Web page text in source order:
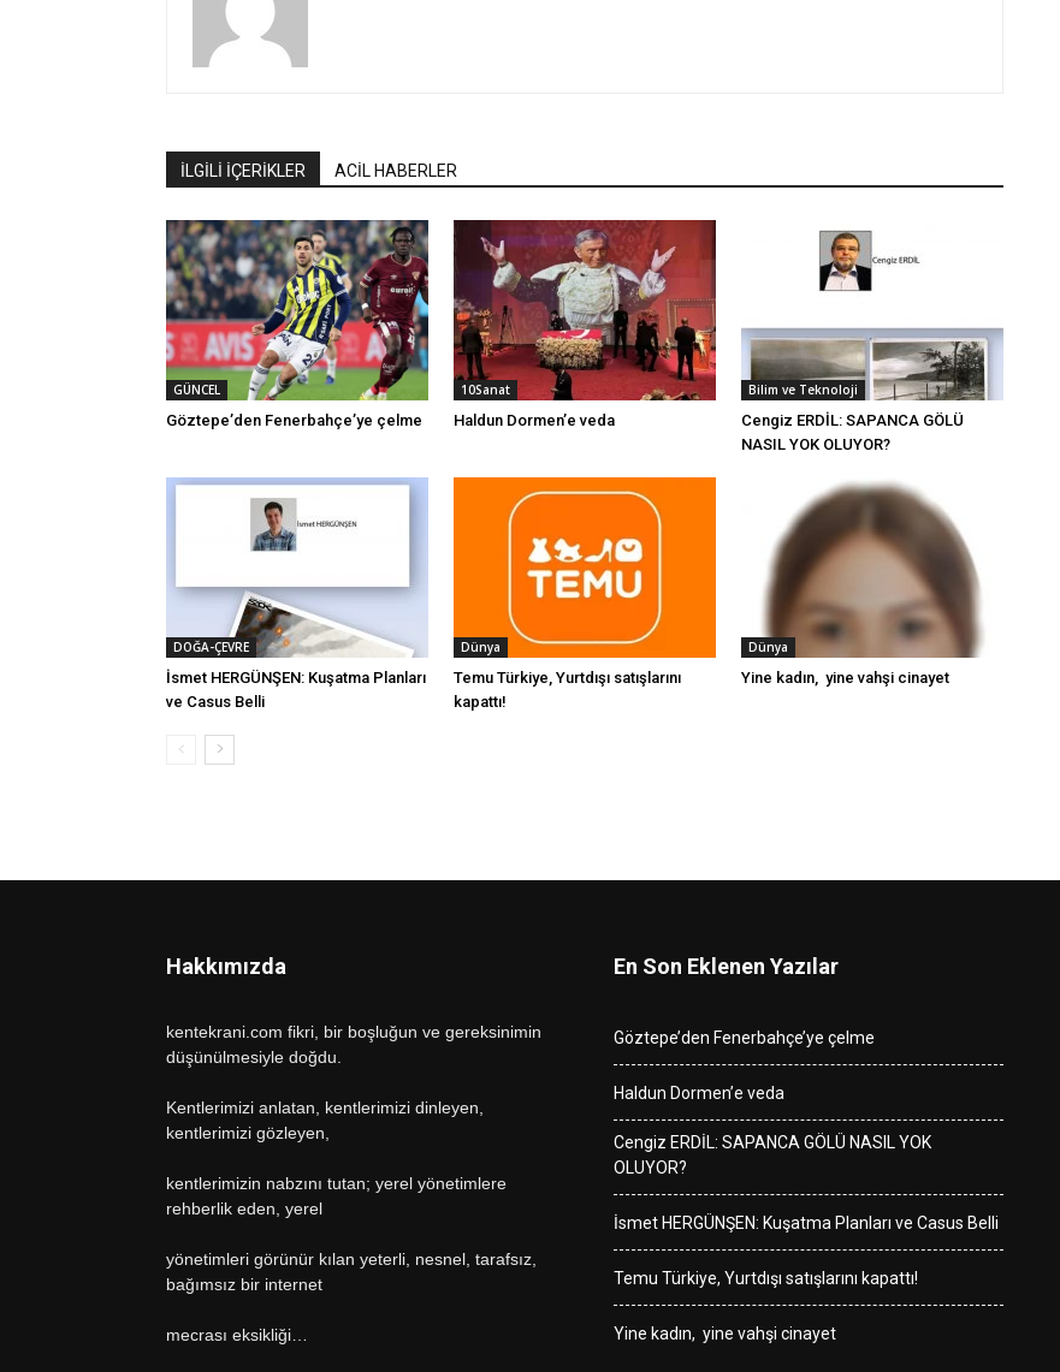
İLGİLİ İÇERİKLER ACİL HABERLER
GÜNCEL
Göztepe’den Fenerbahçe’ye çelme
10Sanat
Haldun Dormen’e veda
Bilim ve Teknoloji
Cengiz ERDİL: SAPANCA GÖLÜ
NASIL YOK OLUYOR?
DOĞA-ÇEVRE
İsmet HERGÜNŞEN: Kuşatma Planları
ve Casus Belli
Dünya
Temu Türkiye, Yurtdışı satışlarını
kapattı!
Dünya
Yine kadın, yine vahşi cinayet
Hakkımızda
kentekrani.com fikri, bir boşluğun ve gereksinimin
düşünülmesiyle doğdu.
Kentlerimizi anlatan, kentlerimizi dinleyen,
kentlerimizi gözleyen,
kentlerimizin nabzını tutan; yerel yönetimlere
rehberlik eden, yerel
yönetimleri görünür kılan yeterli, nesnel, tarafsız,
bağımsız bir internet
mecrası eksikliği…
En Son Eklenen Yazılar
Göztepe’den Fenerbahçe’ye çelme
Haldun Dormen’e veda
Cengiz ERDİL: SAPANCA GÖLÜ NASIL YOK
OLUYOR?
İsmet HERGÜNŞEN: Kuşatma Planları ve Casus Belli
Temu Türkiye, Yurtdışı satışlarını kapattı!
Yine kadın, yine vahşi cinayet